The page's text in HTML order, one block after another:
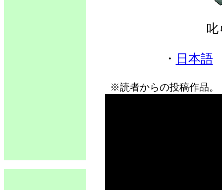
・ 日本語
※読者からの投稿作品